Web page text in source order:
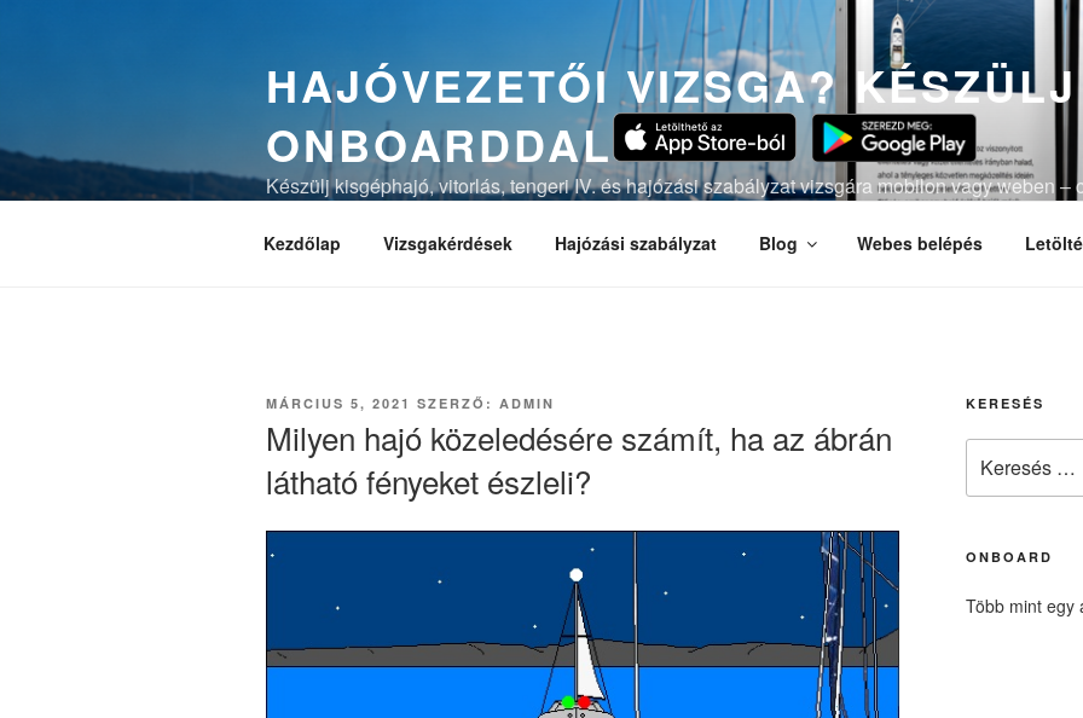
HAJÓVEZETŐI VIZSGA? KÉSZÜLJ
ONBOARDDAL
Készülj kisgéphajó, vitorlás, tengeri IV. és hajózási szabályzat vizsgára mobilon vagy weben –
Kezdőlap Vizsgakérdések Hajózási szabályzat Blog Webes belépés
BEKÜLDVE:
MÁRCIUS 5, 2021 SZERZŐ: ADMIN
Milyen hajó közeledésére számít, ha az ábrán
látható fényeket észleli?
KERESÉS
következő
ONBOARD
Több mint egy